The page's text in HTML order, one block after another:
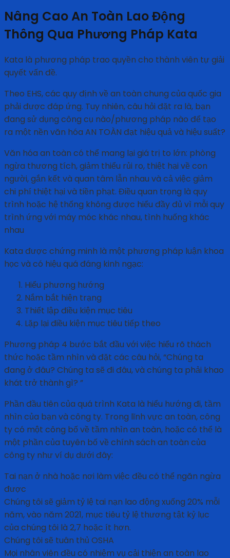
Nâng Cao An Toàn Lao Động
Thông Qua Phương Pháp Kata
Kata là phương pháp trao quyền cho thành viên tự giải
quyết vấn đề.
Theo EHS, các quy định về an toàn chung của quốc gia
phải được đáp ứng. Tuy nhiên, câu hỏi đặt ra là, bạn
đang sử dụng công cụ nào/phương pháp nào để tạo
ra một nền văn hóa AN TOÀN đạt hiệu quả và hiệu suất?
Văn hóa an toàn có thể mang lại giá trị to lớn: phòng
ngừa thương tích, giảm thiểu rủi ro, thiệt hại về con
người, gắn kết và quan tâm lẫn nhau và cả việc giảm
chi phí thiệt hại và tiền phạt. Điều quan trọng là quy
trình hoặc hệ thống không được hiểu đầy đủ vì mỗi quy
trình ứng với máy móc khác nhau, tình huống khác
nhau
Kata được chứng minh là một phương pháp luận khoa
học và có hiệu quá đáng kinh ngạc:
Hiểu phương hướng
Nắm bắt hiện trạng
Thiết lập điều kiện mục tiêu
Lặp lại điều kiện mục tiêu tiếp theo
Phương pháp 4 bước bắt đầu với việc hiểu rõ thách
thức hoặc tầm nhìn và đặt các câu hỏi, “Chúng ta
đang ở đâu? Chúng ta sẽ đi đâu, và chúng ta phải khao
khát trở thành gì? ”
Phần đầu tiên của quá trình Kata là hiểu hướng đi, tầm
nhìn của bạn và công ty. Trong lĩnh vực an toàn, công
ty có một công bố về tầm nhìn an toàn, hoặc có thể là
một phần của tuyên bố về chính sách an toàn của
công ty như ví dụ dưới đây:
Tai nạn ở nhà hoặc nơi làm việc đều có thể ngăn ngừa
được
Chúng tôi sẽ giảm tỷ lệ tai nạn lao động xuống 20% mỗi
năm, vào năm 2021, mục tiêu tỷ lệ thương tật kỷ lục
của chúng tôi là 2,7 hoặc ít hơn.
Chúng tôi sẽ tuân thủ OSHA
Mọi nhân viên đều có nhiệm vụ cải thiện an toàn lao